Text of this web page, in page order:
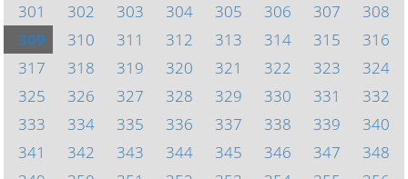
301
302 303 304 305 306 307
308
309
310 311 312 313 314 315
316
317
318 319 320 321 322 323
324
325
326 327 328 329 330 331
332
333
334 335 336 337 338 339
340
341
342 343 344 345 346 347
348